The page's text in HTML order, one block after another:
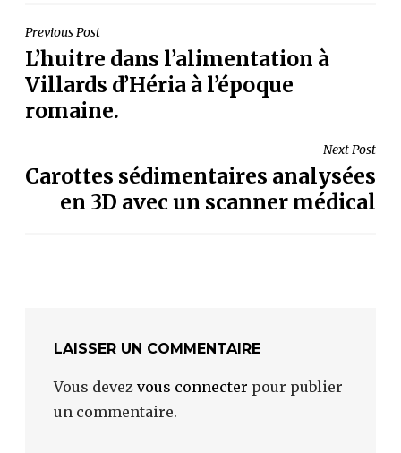
NAVIGATION
DE
L’ARTICLE
Previous Post
L’huitre dans l’alimentation à
Villards d’Héria à l’époque
romaine.
Next Post
Carottes sédimentaires analysées
en 3D avec un scanner médical
LAISSER UN COMMENTAIRE
Vous devez vous connecter pour publier
un commentaire.